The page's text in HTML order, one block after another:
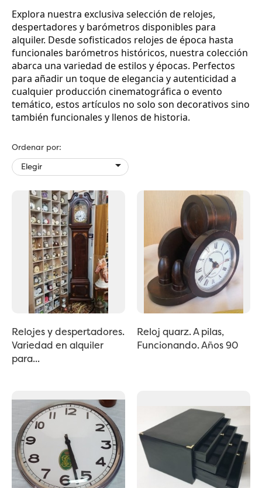
Explora nuestra exclusiva selección de relojes,
despertadores y barómetros disponibles para
alquiler. Desde sofisticados relojes de época hasta
funcionales barómetros históricos, nuestra colección
abarca una variedad de estilos y épocas. Perfectos
para añadir un toque de elegancia y autenticidad a
cualquier producción cinematográfica o evento
temático, estos artículos no solo son decorativos sino
también funcionales y llenos de historia.
Ordenar por:
Elegir

Relojes y despertadores.
Variedad en alquiler
para...
Reloj quarz. A pilas,
Funcionando. Años 90